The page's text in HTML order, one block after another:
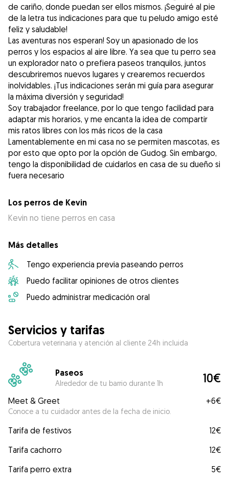
de cariño, donde puedan ser ellos mismos. ¡Seguiré al pie
de la letra tus indicaciones para que tu peludo amigo esté
feliz y saludable!
Las aventuras nos esperan! Soy un apasionado de los
perros y los espacios al aire libre. Ya sea que tu perro sea
un explorador nato o prefiera paseos tranquilos, juntos
descubriremos nuevos lugares y crearemos recuerdos
inolvidables. ¡Tus indicaciones serán mi guía para asegurar
la máxima diversión y seguridad!
Soy trabajador freelance, por lo que tengo facilidad para
adaptar mis horarios, y me encanta la idea de compartir
mis ratos libres con los más ricos de la casa
Lamentablemente en mi casa no se permiten mascotas, es
por esto que opto por la opción de Gudog. Sin embargo,
tengo la disponibilidad de cuidarlos en casa de su dueño si
fuera necesario
Los perros de Kevin
Kevin no tiene perros en casa
Más detalles
Tengo experiencia previa paseando perros
Puedo facilitar opiniones de otros clientes
Puedo administrar medicación oral
Servicios y tarifas
Cobertura veterinaria y atención al cliente 24h incluida
Paseos
Alrededor de tu barrio durante 1h 10€
Meet & Greet
Conoce a tu cuidador antes de la fecha de inicio.
+6€
Tarifa de festivos
12€
Tarifa cachorro
12€
Tarifa perro extra
5€